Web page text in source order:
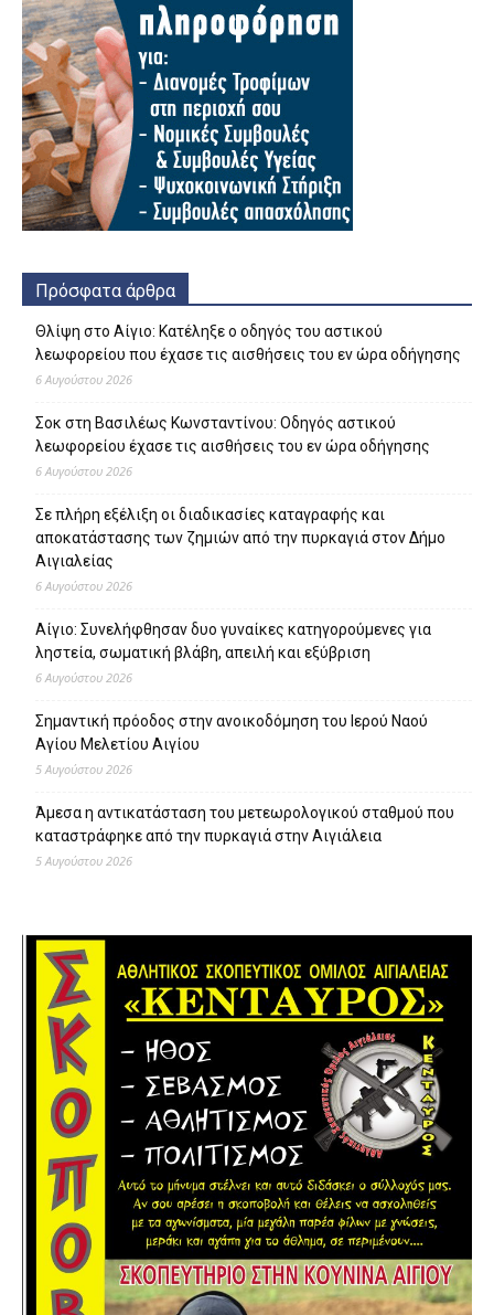
Πρόσφατα άρθρα
Θλίψη στο Αίγιο: Κατέληξε ο οδηγός του αστικού
λεωφορείου που έχασε τις αισθήσεις του εν ώρα οδήγησης
6 Αυγούστου 2026
Σοκ στη Βασιλέως Κωνσταντίνου: Οδηγός αστικού
λεωφορείου έχασε τις αισθήσεις του εν ώρα οδήγησης
6 Αυγούστου 2026
Σε πλήρη εξέλιξη οι διαδικασίες καταγραφής και
αποκατάστασης των ζημιών από την πυρκαγιά στον Δήμο
Αιγιαλείας
6 Αυγούστου 2026
Αίγιο: Συνελήφθησαν δυο γυναίκες κατηγορούμενες για
ληστεία, σωματική βλάβη, απειλή και εξύβριση
6 Αυγούστου 2026
Σημαντική πρόοδος στην ανοικοδόμηση του Ιερού Ναού
Αγίου Μελετίου Αιγίου
5 Αυγούστου 2026
Άμεσα η αντικατάσταση του μετεωρολογικού σταθμού που
καταστράφηκε από την πυρκαγιά στην Αιγιάλεια
5 Αυγούστου 2026